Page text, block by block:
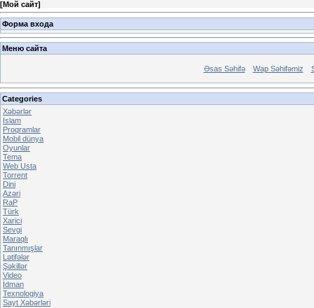
[Мой сайт]
Форма входа
Меню сайта
Əsas Səhifə Wap Səhifəmiz
Categories
Xəbərlər
Islam
Proqramlar
Mobil dünya
Oyunlar
Tema
Web Usta
Torrent
Dini
Azəri
RaP
Türk
Xarici
Sevgi
Maraqlı
Tanınmışlar
Lətifələr
Şəkillər
Video
İdman
Texnologiya
Sayt Xəbərləri